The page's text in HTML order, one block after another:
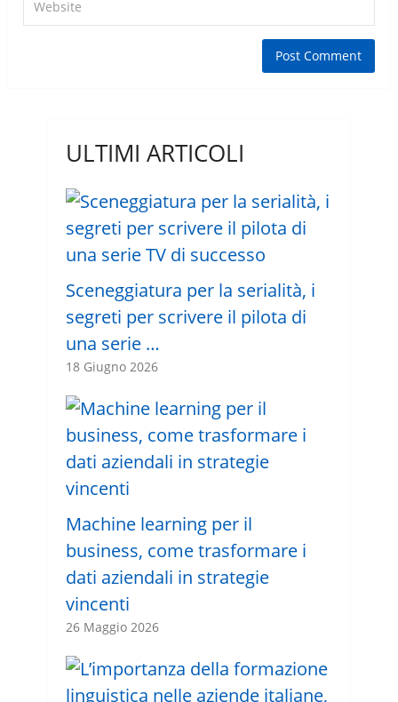
ULTIMI ARTICOLI
Sceneggiatura per la serialità, i
segreti per scrivere il pilota di
una serie …
18 Giugno 2026
Machine learning per il
business, come trasformare i
dati aziendali in strategie
vincenti
26 Maggio 2026